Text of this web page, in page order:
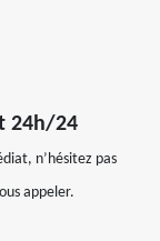
24h/24
n’hésitez pas
appeler.